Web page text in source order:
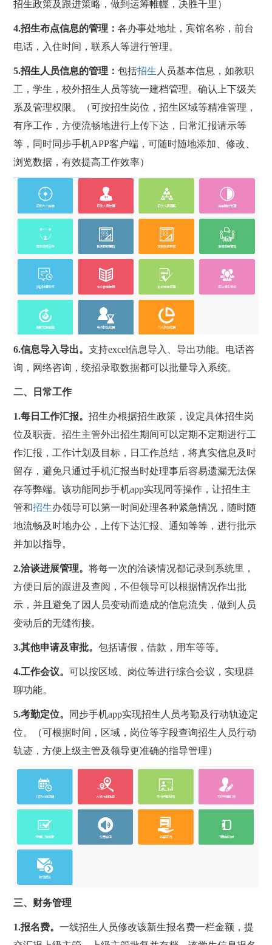
招生政策及跟进策略，做到运筹帷幄，决胜千里）
4.招生布点信息的管理：各办事处地址，宾馆名称，前台
电话，入住时间，联系人等进行管理。
5.招生人员信息的管理：包括招生 人员基本信息，如教职
工，学生，校外招生人员等统一建档管理。确认上下级关
系及管理权限。（可按招生岗位，招生区域等精准管理，
有序工作，方便流畅地进行上传下达，日常汇报请示等
等，同时同步手机APP客户端，可随时随地添加、修改、
浏览数据，有效提高工作效率）
6.信息导入导出。支持excel信息导入、导出功能。电话咨
询，网络咨询，统招录取数据都可以批量导入系统。
二、日常工作
1.每日工作汇报。招生办根据招生政策，设定具体招生岗
位及职责。招生主管外出招生期间可以定期不定期进行工
作汇报，工作计划及目标，日工作总结，将真实信息及时
留存，避免只通过手机汇报当时处理事后容易遗漏无法保
存等弊端。该功能同步手机app实现同等操作，让招生主
管和招生办领导可以第一时间处理各种紧急情况，随时随
地流畅及时地办公，上传下达汇报、通知等等，进行批示
并加以指导。
2.洽谈进展管理。将每一次的洽谈情况都记录到系统里，
方便日后的跟进及查阅，不但领导可以根据情况作出批
示，并且避免了因人员变动而造成的信息流失，做到人员
变动后的无缝衔接。
3.其他申请及审批。包括请假，借款，用车等等。
4.工作会议。可以按区域、岗位等进行综合会议，实现群
聊功能。
5.考勤定位。 同步手机app实现招生人员考勤及行动轨迹定
位。（可根据时间，区域，岗位等字段查询招生人员行动
轨迹，方便上级主管及领导更准确的指导管理）
三、财务管理
1.报名费。一线招生人员修改该新生报名费一栏金额，提